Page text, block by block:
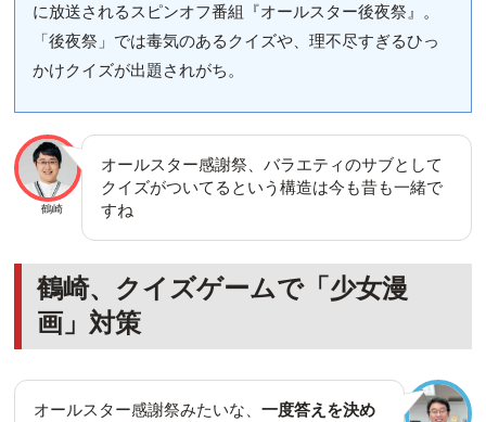
に放送されるスピンオフ番組『オールスター後夜祭』。
「後夜祭」では毒気のあるクイズや、理不尽すぎるひっ
かけクイズが出題されがち。
鶴崎
オールスター感謝祭、バラエティのサブとして
クイズがついてるという構造は今も昔も一緒で
すね
鶴崎、クイズゲームで「少女漫
画」対策
オールスター感謝祭みたいな、 一度答えを決め